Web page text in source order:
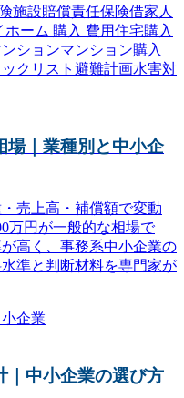
施設賠償責任保険借家人
ホーム 購入 費用住宅購入
ションマンション購入
クリスト 避難計画水害対
場｜業種別と中小企
売上高・補償額で変動
万円が一般的な相場で
高く、事務系中小企業の
準と判断材料を専門家が
企業
｜中小企業の選び方